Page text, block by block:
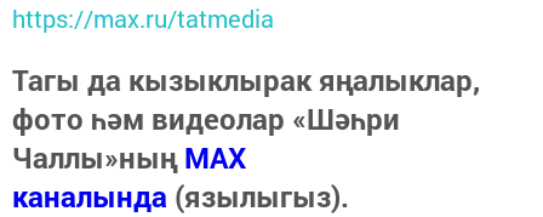
https://max.ru/tatmedia
Тагы да кызыклырак яңалыклар,
фото һәм видеолар «Шәһри
Чаллы»ныңMAX
каналында (язылыгыз).